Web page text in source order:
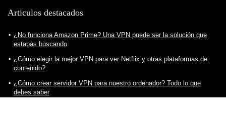
Articulos destacados
¿No funciona Amazon Prime? Una VPN puede ser la solución que
estabas buscando
¿Cómo elegir la mejor VPN para ver Netflix y otras plataformas de
contenido?
¿Cómo crear servidor VPN para nuestro ordenador? Todo lo que
debes saber